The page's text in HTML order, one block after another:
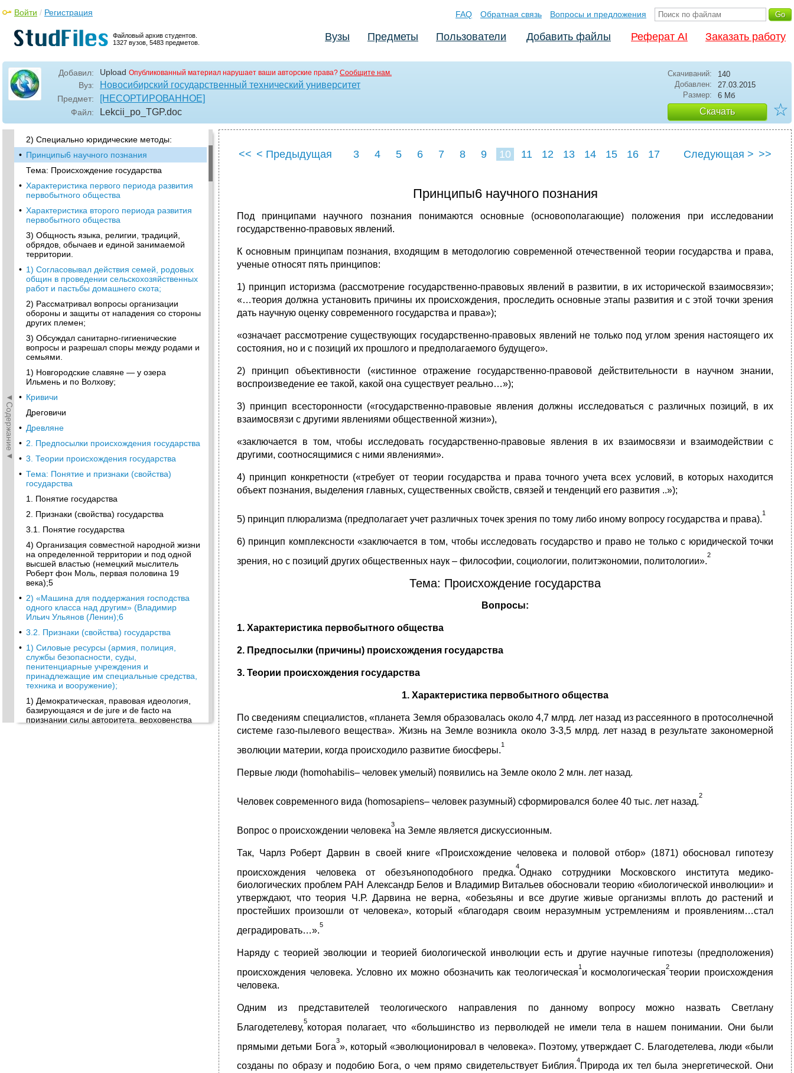
Файловый архив студентов.
1327 вузов, 5483 предметов.
Войти / Регистрация FAQ Обратная связь Вопросы и предложения
Вузы Предметы Пользователи Добавить файлы Реферат AI Заказать работу
Добавил: Upload Опубликованный материал нарушает ваши авторские права? Сообщите нам.
Вуз: Новосибирский государственный технический университет
Предмет: [НЕСОРТИРОВАННОЕ]
Файл: Lekcii_po_TGP.doc
Скачиваний:
140
Добавлен:
27.03.2015
Размер:
6 Мб
Скачать ☆
◄Содержание◄
3. Методология и виды методов теории
государства и права
3.1 Понятие методологи1 теории
государства и права
права
• 3) Логические приемы познания
• Частнонаучные (специальные, правовые,
юридические) методы научного познания
• 1) Специально неюридические методы:
2) Специально юридические методы:
• Принципы6 научного познания
Тема: Происхождение государства
• Характеристика первого периода развития
первобытного общества
• Характеристика второго периода развития
первобытного общества
3) Общность языка, религии, традиций,
обрядов, обычаев и единой занимаемой
территории.
• 1) Согласовывал действия семей, родовых
общин в проведении сельскохозяйственных
работ и пастьбы домашнего скота;
2) Рассматривал вопросы организации
обороны и защиты от нападения со стороны
других племен;
3) Обсуждал санитарно-гигиенические
вопросы и разрешал споры между родами и
семьями.
1) Новгородские славяне — у озера
Ильмень и по Волхову;
• Кривичи
Дреговичи
• Древляне
• 2. Предпосылки происхождения государства
• 3. Теории происхождения государства
• Тема: Понятие и признаки (свойства)
государства
1. Понятие государства
2. Признаки (свойства) государства
3.1. Понятие государства
4) Организация совместной народной жизни
на определенной территории и под одной
высшей властью (немецкий мыслитель
Роберт фон Моль, первая половина 19
века);5
• 2) «Машина для поддержания господства
одного класса над другим» (Владимир
Ильич Ульянов (Ленин);6
• 3.2. Признаки (свойства) государства
• 1) Силовые ресурсы (армия, полиция,
службы безопасности, суды,
пенитенциарные учреждения и
принадлежащие им специальные средства,
техника и вооружение);
1) Демократическая, правовая идеология,
базирующаяся и de jure и de facto на
признании силы авторитета, верховенства
<< < Предыдущая 3 4 5 6 7 8 9 10 11 12 13 14 15 16
17
Следующая > >>
Принципы6 научного познания
Под принципами научного познания понимаются основные (основополагающие) положения при исследовании
государственно-правовых явлений.
К основным принципам познания, входящим в методологию современной отечественной теории государства и права,
ученые относят пять принципов:
1) принцип историзма (рассмотрение государственно-правовых явлений в развитии, в их исторической взаимосвязи»;
«…теория должна установить причины их происхождения, проследить основные этапы развития и с этой точки зрения
дать научную оценку современного государства и права»);
«означает рассмотрение существующих государственно-правовых явлений не только под углом зрения настоящего их
состояния, но и с позиций их прошлого и предполагаемого будущего».
2) принцип объективности («истинное отражение государственно-правовой действительности в научном знании,
воспроизведение ее такой, какой она существует реально…»);
3) принцип всесторонности («государственно-правовые явления должны исследоваться с различных позиций, в их
взаимосвязи с другими явлениями общественной жизни»),
«заключается в том, чтобы исследовать государственно-правовые явления в их взаимосвязи и взаимодействии с
другими, соотносящимися с ними явлениями».
4) принцип конкретности («требует от теории государства и права точного учета всех условий, в которых находится
объект познания, выделения главных, существенных свойств, связей и тенденций его развития ..»);
5) принцип плюрализма (предполагает учет различных точек зрения по тому либо иному вопросу государства и права).
1
6) принцип комплексности «заключается в том, чтобы исследовать государство и право не только с юридической точки
зрения, но с позиций других общественных наук – философии, социологии, политэкономии, политологии».
2
Тема: Происхождение государства
Вопросы:
1. Характеристика первобытного общества
2. Предпосылки (причины) происхождения государства
3. Теории происхождения государства
1. Характеристика первобытного общества
По сведениям специалистов, «планета Земля образовалась около 4,7 млрд. лет назад из рассеянного в протосолнечной
системе газо-пылевого вещества». Жизнь на Земле возникла около 3-3,5 млрд. лет назад в результате закономерной
эволюции материи, когда происходило развитие биосферы.
1
Первые люди (homohabilis– человек умелый) появились на Земле около 2 млн. лет назад.
Человек современного вида (homosapiens– человек разумный) сформировался более 40 тыс. лет назад.
2
Вопрос о происхождении человека
3
на Земле является дискуссионным.
Так, Чарлз Роберт Дарвин в своей книге «Происхождение человека и половой отбор» (1871) обосновал гипотезу
происхождения человека от обезъяноподобного предка.
4
Однако сотрудники Московского института медико-
биологических проблем РАН Александр Белов и Владимир Витальев обосновали теорию «биологической инволюции» и
утверждают, что теория Ч.Р. Дарвина не верна, «обезьяны и все другие живые организмы вплоть до растений и
простейших произошли от человека», который «благодаря своим неразумным устремлениям и проявлениям…стал
деградировать…».
5
Наряду с теорией эволюции и теорией биологической инволюции есть и другие научные гипотезы (предположения)
происхождения человека. Условно их можно обозначить как теологическая
1
и космологическая
2
теории происхождения
человека.
Одним из представителей теологического направления по данному вопросу можно назвать Светлану
Благодетелеву,
5
которая полагает, что «большинство из перволюдей не имели тела в нашем понимании. Они были
прямыми детьми Бога
3
», который «эволюционировал в человека». Поэтому, утверждает С. Благодетелева, люди «были
созданы по образу и подобию Бога, о чем прямо свидетельствует Библия.
4
Природа их тел была энергетической. Они